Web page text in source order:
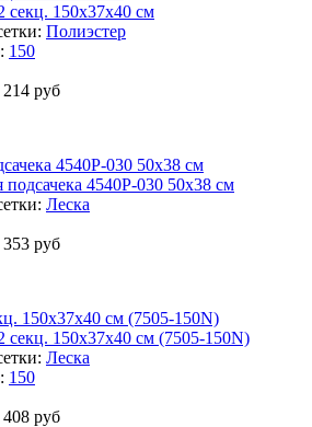
секц. 150x37x40 см
Полиэстер
150
214 руб
подсачека 4540P-030 50x38 см
Леска
353 руб
секц. 150x37x40 см (7505-150N)
Леска
150
408 руб